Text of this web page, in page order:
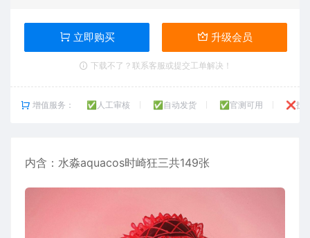
立即购买 升级会员
下载不了？联系客服或提交工单解决！
增值服务： ✅人工审核 ✅自动发货 ✅官测可用 ❌技
内含： 水淼aquacos时崎狂三共149张